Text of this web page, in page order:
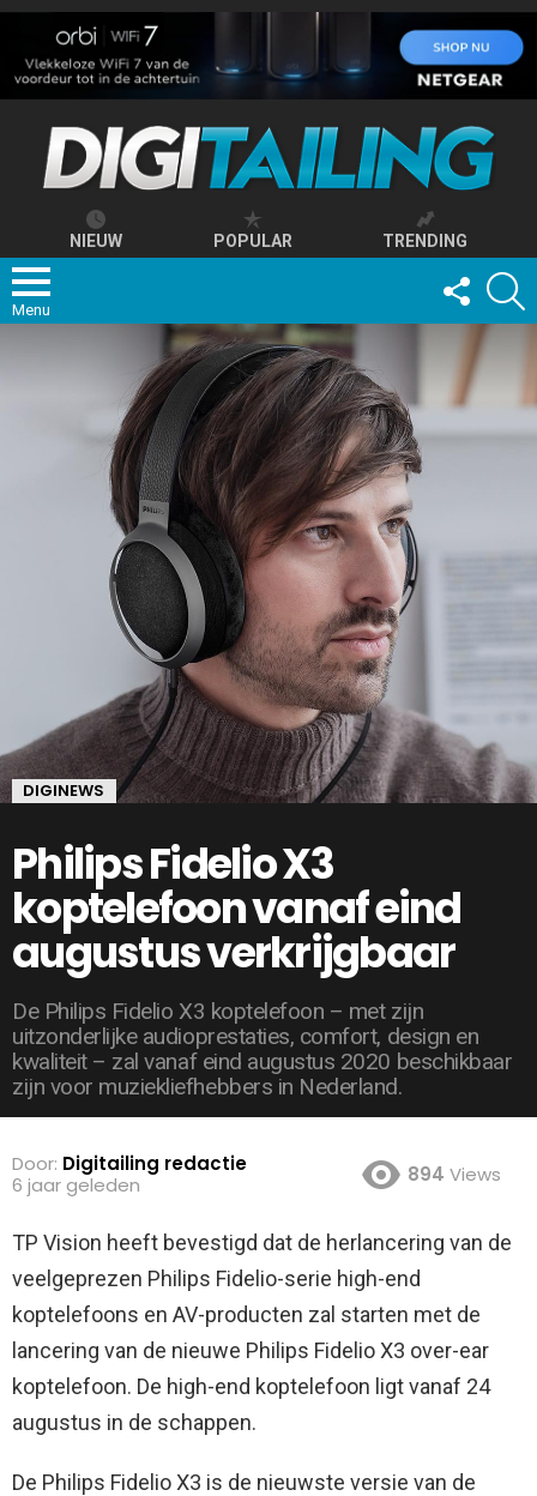
NIEUW POPULAR TRENDING
Menu
FOLLOW
US
DIGINEWS
Philips Fidelio X3
koptelefoon vanaf eind
augustus verkrijgbaar
De Philips Fidelio X3 koptelefoon – met zijn
uitzonderlijke audioprestaties, comfort, design en
kwaliteit – zal vanaf eind augustus 2020 beschikbaar
zijn voor muziekliefhebbers in Nederland.
Door: Digitailing redactie
6 jaar geleden
894 Views
TP Vision heeft bevestigd dat de herlancering van de
veelgeprezen Philips Fidelio-serie high-end
koptelefoons en AV-producten zal starten met de
lancering van de nieuwe Philips Fidelio X3 over-ear
koptelefoon. De high-end koptelefoon ligt vanaf 24
augustus in de schappen.
De Philips Fidelio X3 is de nieuwste versie van de